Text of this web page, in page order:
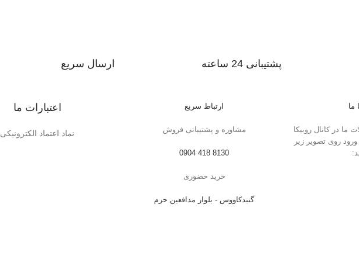
پشتیبانی 24 ساعته ارسال سریع
ما
ما در کانال روبیکا
روی تصویر زیر
ارتباط سریع
مشاوره و پشتیبانی فروش
8130 418 0904
خرید حضوری
گنبدکاووس - بلوار مدافعین حرم
اعتبارات ما
نماد اعتماد الکترونیکی